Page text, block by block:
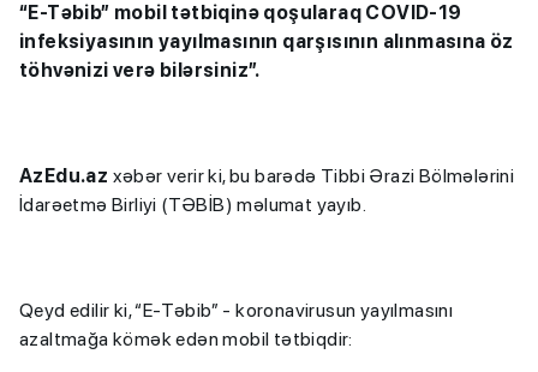
“E-Təbib” mobil tətbiqinə qoşularaq COVID-19
infeksiyasının yayılmasının qarşısının alınmasına öz
töhvənizi verə bilərsiniz”.
AzEdu.az xəbər verir ki, bu barədə Tibbi Ərazi Bölmələrini
İdarəetmə Birliyi (TƏBİB) məlumat yayıb.
Qeyd edilir ki, “E-Təbib” - koronavirusun yayılmasını
azaltmağa kömək edən mobil tətbiqdir: